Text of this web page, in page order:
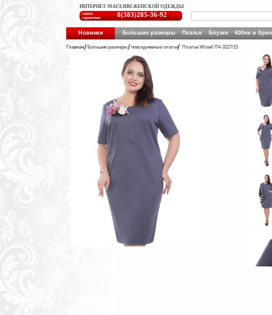
ИНТЕРНЕТ-МАГАЗИН ЖЕНСКОЙ ОДЕЖДЫ
единая
справочная
8(383)285-36-92
Новинки Большие размеры Платья Блузки Юбки и
Главная Большие размеры повседневные платья Платье Wisell П4-3227/15